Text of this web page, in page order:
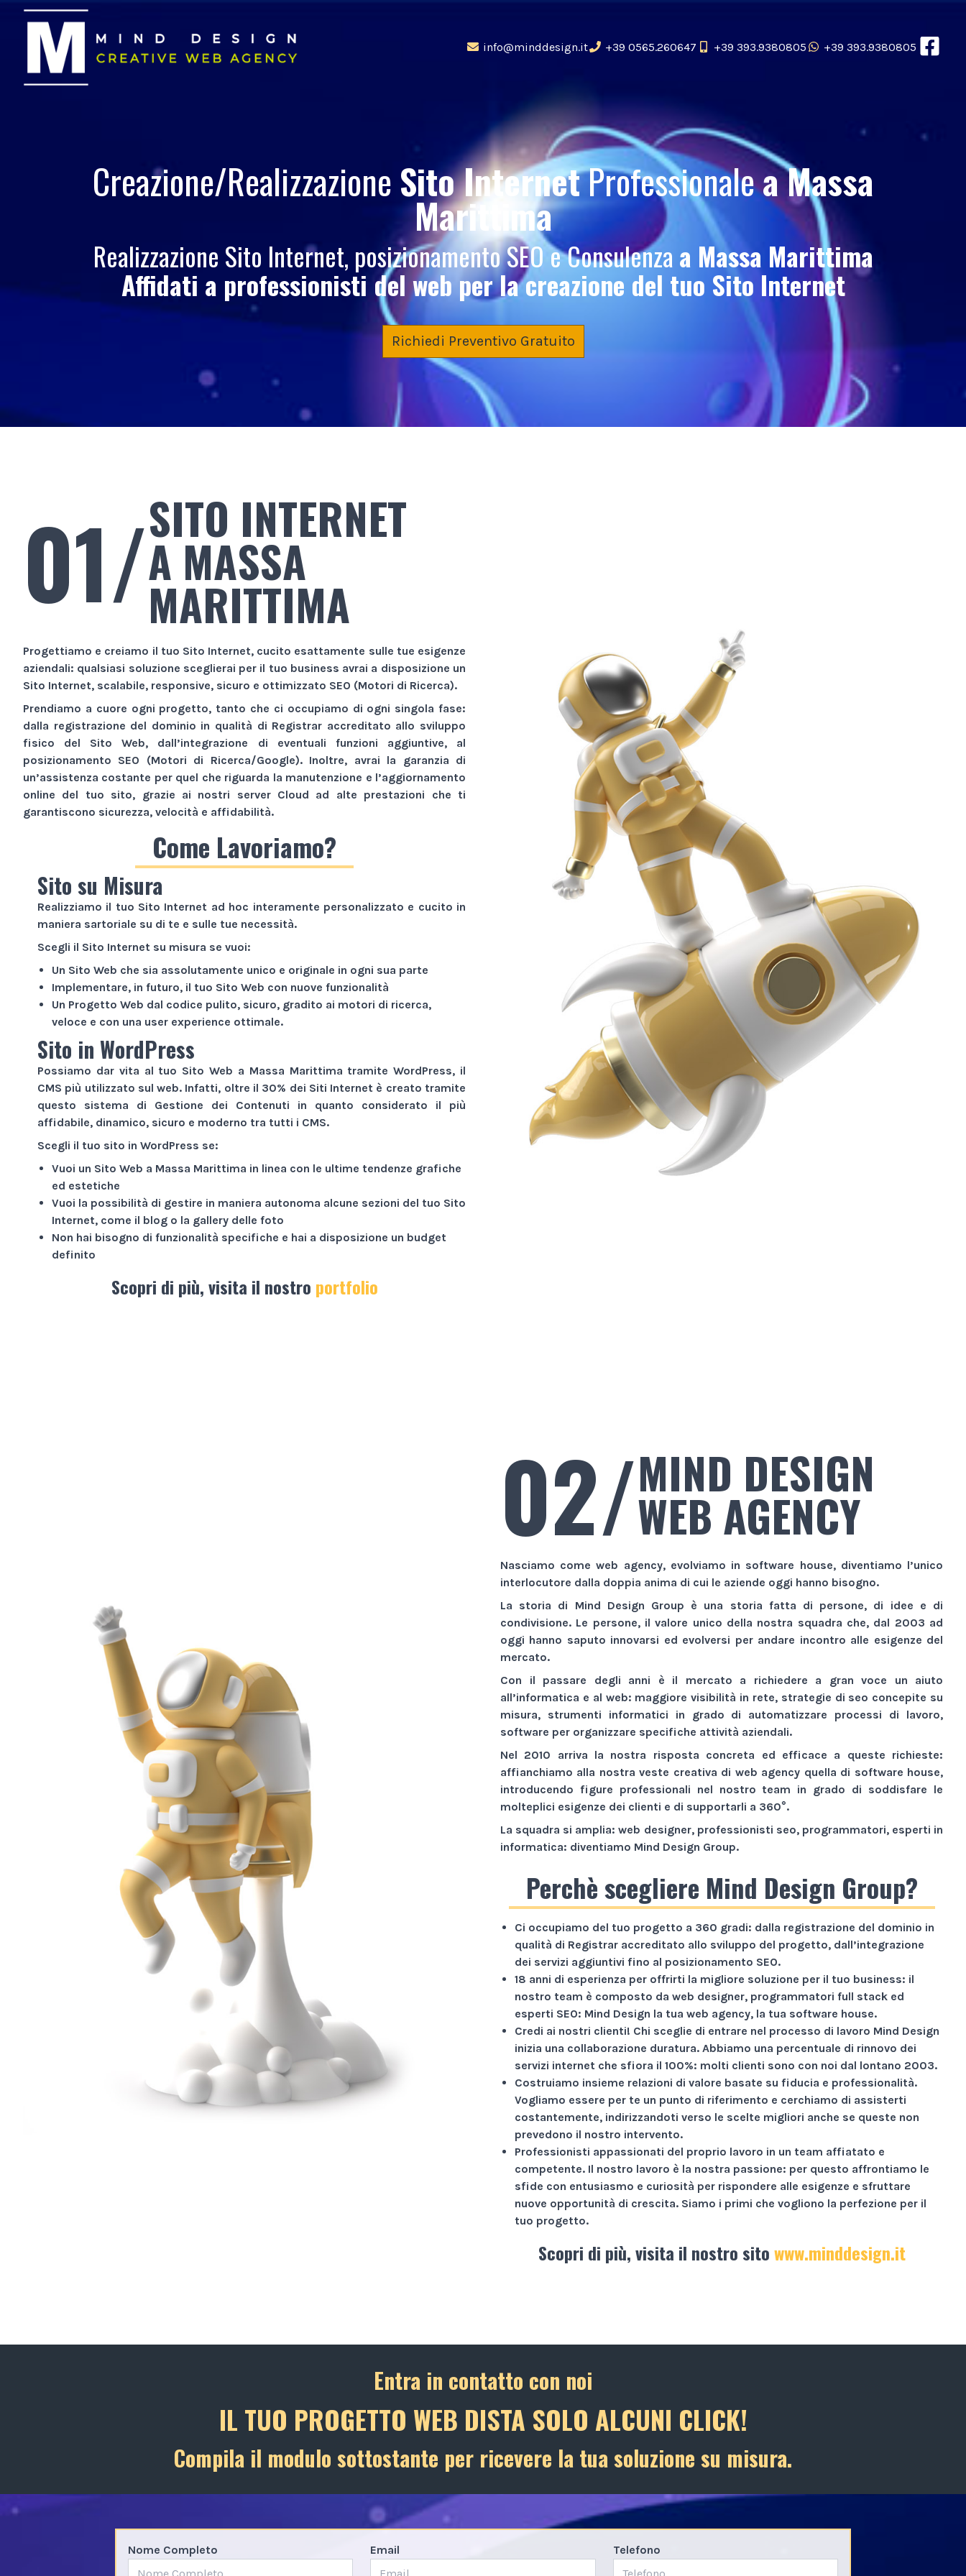
info@minddesign.it +39 0565.260647 +39 393.9380805 +39 393.9380805
Creazione/RealizzazioneSito InternetProfessionalea Massa
Marittima
Realizzazione Sito Internet, posizionamento SEO e Consulenza a Massa Marittima
Affidati a professionisti del web per la creazione del tuo Sito Internet
Richiedi Preventivo Gratuito
01/SITO INTERNET
A MASSA
MARITTIMA
Progettiamo e creiamo il tuo Sito Internet, cucito esattamente sulle tue esigenze
aziendali: qualsiasi soluzione sceglierai per il tuo business avrai a disposizione un
Sito Internet, scalabile, responsive, sicuro e ottimizzato SEO (Motori di Ricerca).
Prendiamo a cuore ogni progetto, tanto che ci occupiamo di ogni singola fase:
dalla registrazione del dominio in qualità di Registrar accreditato allo sviluppo
fisico del Sito Web, dall’integrazione di eventuali funzioni aggiuntive, al
posizionamento SEO (Motori di Ricerca/Google). Inoltre, avrai la garanzia di
un’assistenza costante per quel che riguarda la manutenzione e l’aggiornamento
online del tuo sito, grazie ai nostri server Cloud ad alte prestazioni che ti
garantiscono sicurezza, velocità e affidabilità.
Come Lavoriamo?
Sito su Misura
Realizziamo il tuo Sito Internet ad hoc interamente personalizzato e cucito in
maniera sartoriale su di te e sulle tue necessità.
Scegli il Sito Internet su misura se vuoi:
Un Sito Web che sia assolutamente unico e originale in ogni sua parte
Implementare, in futuro, il tuo Sito Web con nuove funzionalità
Un Progetto Web dal codice pulito, sicuro, gradito ai motori di ricerca,
veloce e con una user experience ottimale.
Sito in WordPress
Possiamo dar vita al tuo Sito Web a Massa Marittima tramite WordPress, il
CMS più utilizzato sul web. Infatti, oltre il 30% dei Siti Internet è creato tramite
questo sistema di Gestione dei Contenuti in quanto considerato il più
affidabile, dinamico, sicuro e moderno tra tutti i CMS.
Scegli il tuo sito in WordPress se:
Vuoi un Sito Web a Massa Marittima in linea con le ultime tendenze grafiche
ed estetiche
Vuoi la possibilità di gestire in maniera autonoma alcune sezioni del tuo Sito
Internet, come il blog o la gallery delle foto
Non hai bisogno di funzionalità specifiche e hai a disposizione un budget
definito
Scopri di più, visita il nostro portfolio
02/MIND DESIGN
WEB AGENCY
Nasciamo comeweb agency, evolviamo in software house, diventiamo l’unico
interlocutore dalla doppia anima di cui le aziende oggi hanno bisogno.
La storia di Mind Design Group è una storia fatta di persone, di idee e di
condivisione. Le persone, il valore unico della nostra squadra che, dal 2003 ad
oggi hanno saputo innovarsi ed evolversi per andare incontro alle esigenze del
mercato.
Con il passare degli anni è il mercato a richiedere a gran voce un aiuto
all’informatica e al web: maggiore visibilità in rete, strategie di seo concepite su
misura, strumenti informatici in grado di automatizzare processi di lavoro,
software per organizzare specifiche attività aziendali.
Nel 2010 arriva la nostra risposta concreta ed efficace a queste richieste:
affianchiamo alla nostra veste creativa di web agency quella di software house,
introducendo figure professionali nel nostro team in grado di soddisfare le
molteplici esigenze dei clienti e di supportarli a 360°.
La squadra si amplia: web designer, professionisti seo, programmatori, esperti in
informatica: diventiamo Mind Design Group.
Perchè scegliere Mind Design Group?
Ci occupiamo del tuo progetto a 360 gradi: dalla registrazione del dominio in
qualità di Registrar accreditato allo sviluppo del progetto, dall’integrazione
dei servizi aggiuntivi fino al posizionamento SEO.
18 anni di esperienza per offrirti la migliore soluzione per il tuo business: il
nostro team è composto da web designer, programmatori full stack ed
esperti SEO: Mind Design la tua web agency, la tua software house.
Credi ai nostri clienti! Chi sceglie di entrare nel processo di lavoro Mind Design
inizia una collaborazione duratura. Abbiamo una percentuale di rinnovo dei
servizi internet che sfiora il 100%: molti clienti sono con noi dal lontano 2003.
Costruiamo insieme relazioni di valore basate su fiducia e professionalità.
Vogliamo essere per te un punto di riferimento e cerchiamo di assisterti
costantemente, indirizzandoti verso le scelte migliori anche se queste non
prevedono il nostro intervento.
Professionisti appassionati del proprio lavoro in un team affiatato e
competente. Il nostro lavoro è la nostra passione: per questo affrontiamo le
sfide con entusiasmo e curiosità per rispondere alle esigenze e sfruttare
nuove opportunità di crescita. Siamo i primi che vogliono la perfezione per il
tuo progetto.
Scopri di più, visita il nostro sitowww.minddesign.it
Entra in contatto con noi
IL TUO PROGETTO WEB DISTA SOLO ALCUNI CLICK!
Compila il modulo sottostante per ricevere la tua soluzione su misura.
Nome Completo Email Telefono